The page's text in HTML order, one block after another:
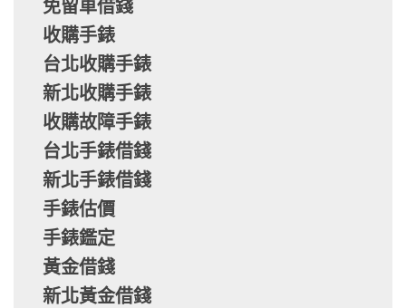
免留車借錢
收購手錶
台北收購手錶
新北收購手錶
收購故障手錶
台北手錶借錢
新北手錶借錢
手錶估價
手錶鑑定
黃金借錢
新北黃金借錢